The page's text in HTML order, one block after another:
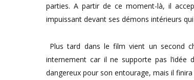
parties. A partir de ce moment-là, il
impuissant devant ses démons intérieurs
Plus tard dans le film vient un second
internement car il ne supporte pas l’idée
dangereux pour son entourage, mais il